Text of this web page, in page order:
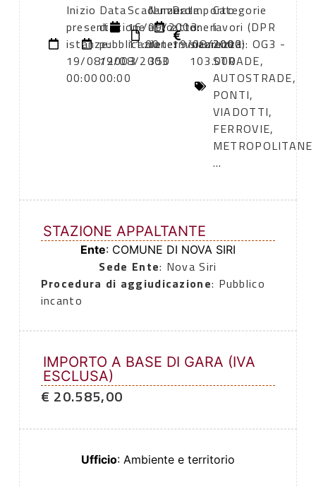
Inizio
presentazione
istanze:
19/08/2003
00:00
Data
di
pubblicazione:
19/08/2003
00:00
Scadenza:
16/09/2003
11:00
Numero
atto:
determinazione
350
Data
atto:
19/08/2003
Importo
oneri
sicurezza:
103.000
Categorie
lavori (DPR
2000): OG3 -
STRADE,
AUTOSTRADE,
PONTI,
VIADOTTI,
FERROVIE,
METROPOLITANE
...
STAZIONE APPALTANTE
Ente: COMUNE DI NOVA SIRI
Sede Ente: Nova Siri
Procedura di aggiudicazione: Pubblico
incanto
IMPORTO A BASE DI GARA (IVA
ESCLUSA)
€ 20.585,00
Ufficio: Ambiente e territorio